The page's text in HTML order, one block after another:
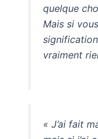
quelque
Mais si
signification
vraiment
« J’ai fait